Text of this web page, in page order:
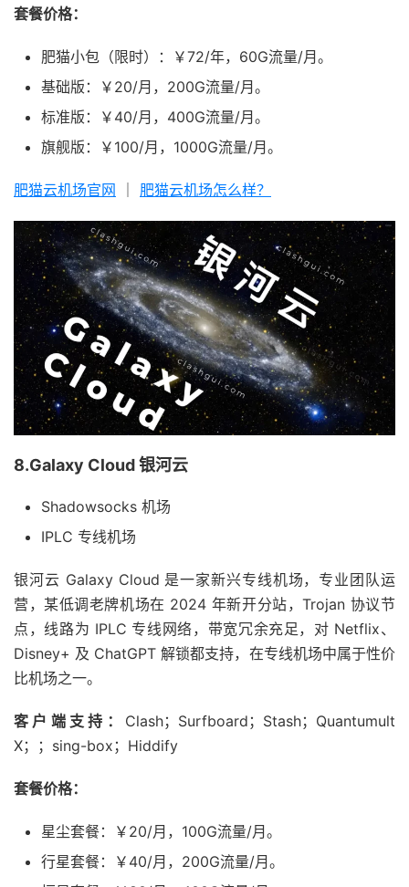
套餐价格：
肥猫小包（限时）：￥72/年，60G流量/月。
基础版：￥20/月，200G流量/月。
标准版：￥40/月，400G流量/月。
旗舰版：￥100/月，1000G流量/月。
肥猫云机场官网 肥猫云机场怎么样？
8.Galaxy Cloud 银河云
Shadowsocks 机场
IPLC 专线机场
银河云 Galaxy Cloud 是一家新兴专线机场，专业团队运
营，某低调老牌机场在 2024 年新开分站，Trojan 协议节
点，线路为 IPLC 专线网络，带宽冗余充足，对 Netflix、
Disney+ 及 ChatGPT 解锁都支持，在专线机场中属于性价
比机场之一。
客户端支持： Clash；Surfboard；Stash；Quantumult
X；；sing-box；Hiddify
套餐价格：
星尘套餐：￥20/月，100G流量/月。
行星套餐：￥40/月，200G流量/月。